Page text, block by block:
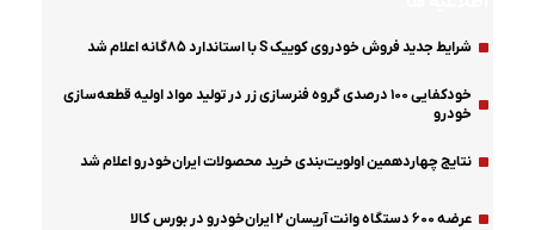
شرایط جدید فروش خودروی کوییک S با استاندارد ۸۵گانه اعلام شد
خودکفایی ۱۰۰ درصدی گروه فنرسازی زر در تولید مواد اولیه قطعه‌سازی
خودرو
نتایج چهاردهمین اولویت‌بندی خرید محصولات ایران‌خودرو اعلام شد
عرضه ۶۰۰ دستگاه وانت آریسان ۲ ایران‌خودرو در بورس کالا